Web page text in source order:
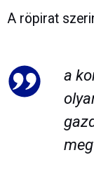
A röpirat
a